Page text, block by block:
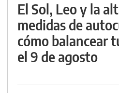
El Sol, Leo y la
medidas de
cómo balancear
el 9 de agosto